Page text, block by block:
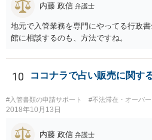
内藤 政信 弁護士
地元で入管業務を専門にやってる行政
館に相談するのも、方法ですね。
10 ココナラで占い販売に関す
#入管書類の申請サポート #不法滞在・オーバー
2018年10月13日
内藤 政信 弁護士